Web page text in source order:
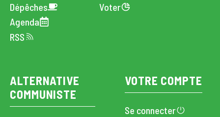
Dépêches
Agenda
RSS
Voter
ALTERNATIVE
COMMUNISTE
VOTRE COMPTE
Se connecter